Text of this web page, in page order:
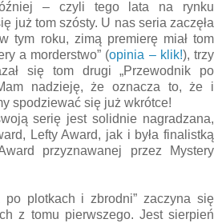
– czyli tego lata na rynku
już tom szósty. U nas seria zaczęła
tym roku, zimą premierę miał tom
a morderstwo” (opinia – klik!), trzy
się tom drugi „Przewodnik po
nadzieję, że oznacza to, że i
spodziewać się już wkrótce!
serię jest solidnie nagradzana,
Lefty Award, jak i była finalistką
przyznawanej przez Mystery
po plotkach i zbrodni” zaczyna się
z tomu pierwszego. Jest sierpień